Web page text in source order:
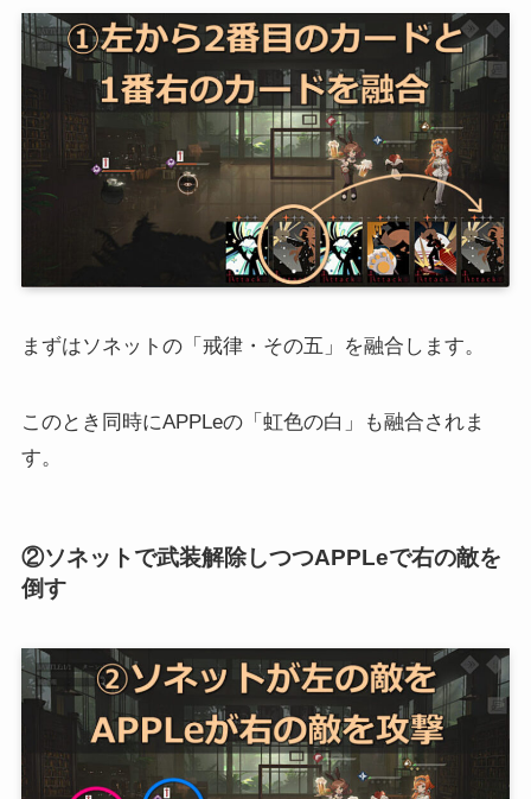
まずはソネットの「戒律・その五」を融合します。
このとき同時にAPPLeの「虹色の白」も融合されま
す。
②ソネットで武装解除しつつAPPLeで右の敵を
倒す